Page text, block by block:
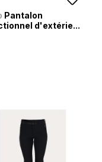
Pantalon
d'extérie...